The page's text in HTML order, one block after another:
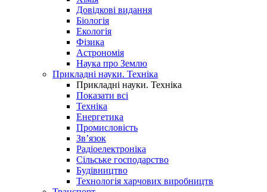
Довідкові видання
Біологія
Екологія
Фізика
Астрономія
Наука про Землю
Прикладні науки. Техніка
Прикладні науки. Техніка
Показати всі
Техніка
Енергетика
Промисловість
Зв’язок
Радіоелектроніка
Сільське господарство
Будівництво
Технологія харчових виробництв